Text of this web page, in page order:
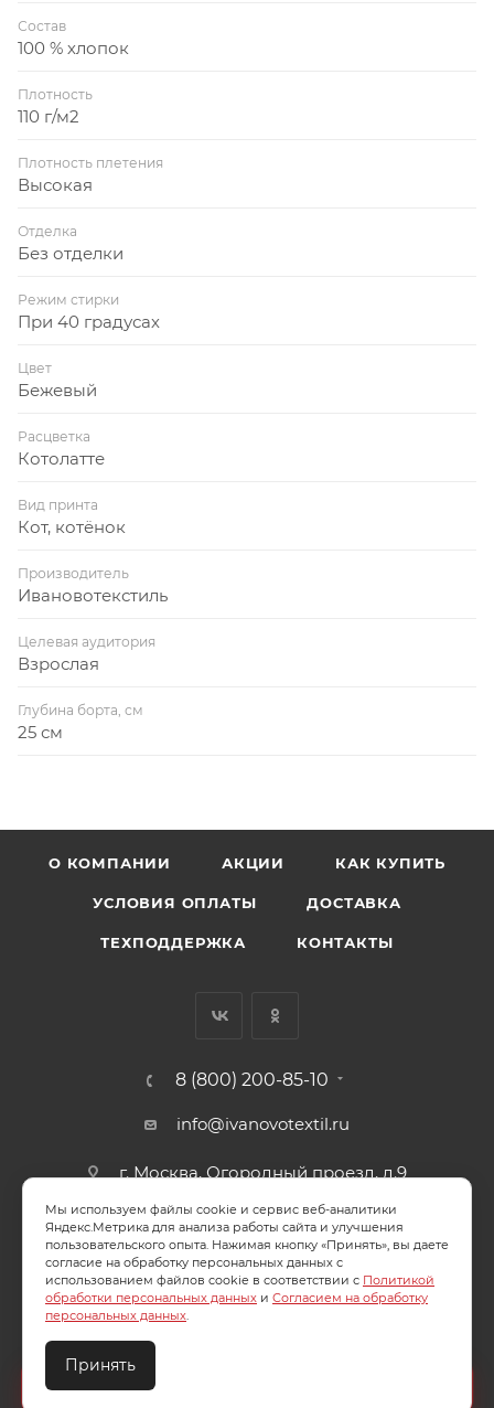
Состав
100 % хлопок
Плотность
110 г/м2
Плотность плетения
Высокая
Отделка
Без отделки
Режим стирки
При 40 градусах
Цвет
Бежевый
Расцветка
Котолатте
Вид принта
Кот, котёнок
Производитель
Ивановотекстиль
Целевая аудитория
Взрослая
Глубина борта, см
25 см
О КОМПАНИИ АКЦИИ КАК КУПИТЬ
УСЛОВИЯ ОПЛАТЫ ДОСТАВКА
ТЕХПОДДЕРЖКА КОНТАКТЫ
8 (800) 200-85-10
info@ivanovotextil.ru
г. Москва, Огородный проезд, д.9
СОГЛАСИЕ НА ОБРАБОТКУ ПЕРСОНАЛЬНЫХ ДАННЫХ
ПОЛИТИКА ОБРАБОТКИ ПЕРСОНАЛЬНЫХ ДАННЫХ
2026 © ООО "Ивановотекстиль". ОГРН:1073703000029
Мы используем файлы cookie и сервис веб-аналитики
Яндекс.Метрика для анализа работы сайта и улучшения
пользовательского опыта. Нажимая кнопку «Принять», вы даете
согласие на обработку персональных данных с
использованием файлов cookie в соответствии с Политикой
обработки персональных данных и Согласием на обработку
персональных данных.
Принять